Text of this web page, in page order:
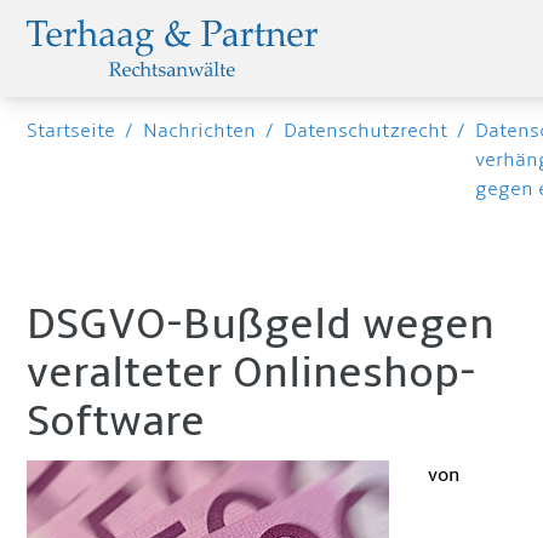
Startseite / Nachrichten / Datenschutzrecht /
gegen
DSGVO-Bußgeld wegen
veralteter Onlineshop-
Software
von